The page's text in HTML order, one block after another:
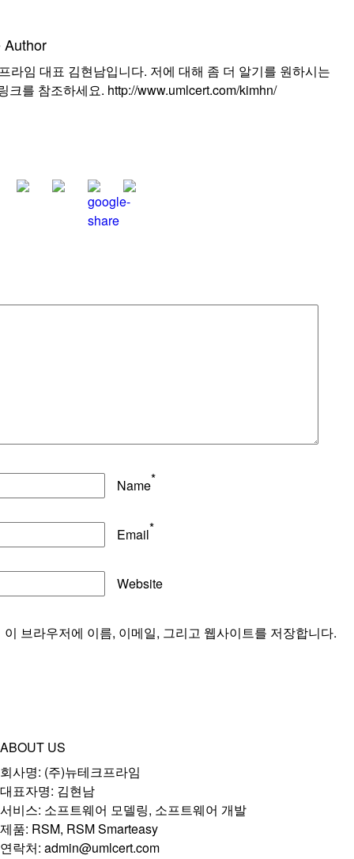
Author
라임 대표 김현남입니다. 저에 대해 좀 더 알기를 원하시는
크를 참조하세요. http://www.umlcert.com/kimhn/
Name*
Email*
Website
브라우저에 이름, 이메일, 그리고 웹사이트를 저장합니다.
ABOUT US
회사명: (주)뉴테크프라임
대표자명: 김현남
서비스: 소프트웨어 모델링, 소프트웨어 개발
제품: RSM, RSM Smarteasy
연락처: admin@umlcert.com